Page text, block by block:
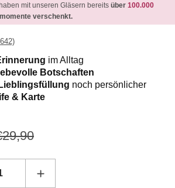
haben mit unseren Gläsern bereits über 100.000
verschenkt.
im Alltag
Botschaften
Lieblingsfüllung noch persönlicher
& Karte